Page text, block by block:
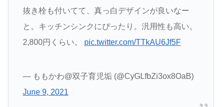
抜き栓も付いてて、真っ白デザインが良いなー
と。キッチンシンクにぴったり。汎用性も高い。
2,800円くらい。 pic.twitter.com/TTkAU6Jf5F
— ももかわ@双子育児垢 (@CyGLfbZi3ox8OaB)
June 9, 2021